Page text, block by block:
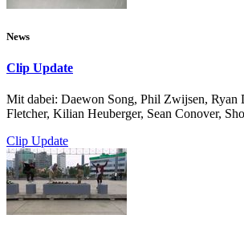
News
Clip Update
Mit dabei: Daewon Song, Phil Zwijsen, Ryan
Fletcher, Kilian Heuberger, Sean Conover,
Clip Update